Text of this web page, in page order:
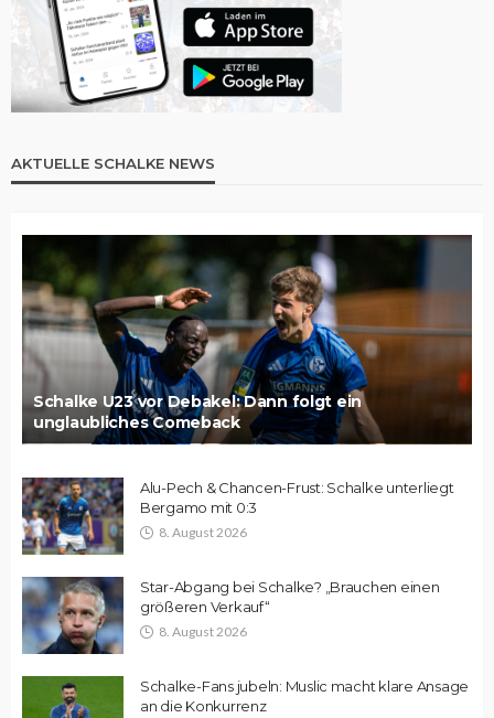
AKTUELLE SCHALKE NEWS
Schalke U23 vor Debakel: Dann folgt ein
unglaubliches Comeback
Alu-Pech & Chancen-Frust: Schalke unterliegt
Bergamo mit 0:3
8. August 2026
Star-Abgang bei Schalke? „Brauchen einen
größeren Verkauf“
8. August 2026
Schalke-Fans jubeln: Muslic macht klare Ansage
an die Konkurrenz